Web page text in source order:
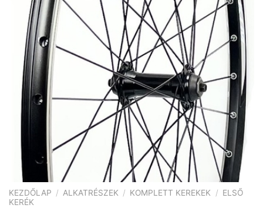
KEZDŐLAP / ALKATRÉSZEK / KOMPLETT KEREKEK / ELSŐ
KERÉK